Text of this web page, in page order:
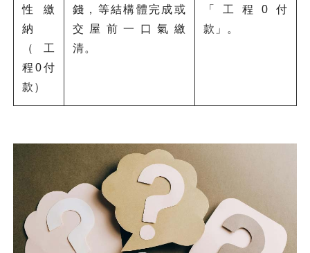
性繳
納
（工
程0付
款）
錢，等結構體完成或
交屋前一口氣繳
清。
「工程0付
款」。